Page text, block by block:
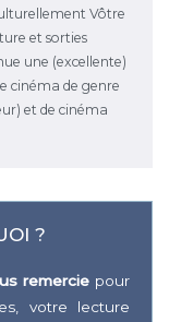
Vôtre
et sorties
une (excellente)
cinéma de genre
et de cinéma
?
remerciepour
votre lecture